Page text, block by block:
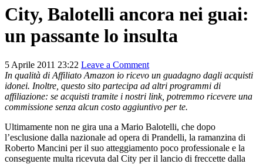
City, Balotelli ancora nei guai:
un passante lo insulta
5 Aprile 2011 23:22 Leave a Comment
In qualità di Affiliato Amazon io ricevo un guadagno dagli acquisti
idonei. Inoltre, questo sito partecipa ad altri programmi di
affiliazione: se acquisti tramite i nostri link, potremmo ricevere una
commissione senza alcun costo aggiuntivo per te.
Ultimamente non ne gira una a Mario Balotelli, che dopo
l’esclusione dalla nazionale ad opera di Prandelli, la ramanzina di
Roberto Mancini per il suo atteggiamento poco professionale e la
conseguente multa ricevuta dal City per il lancio di freccette dalla